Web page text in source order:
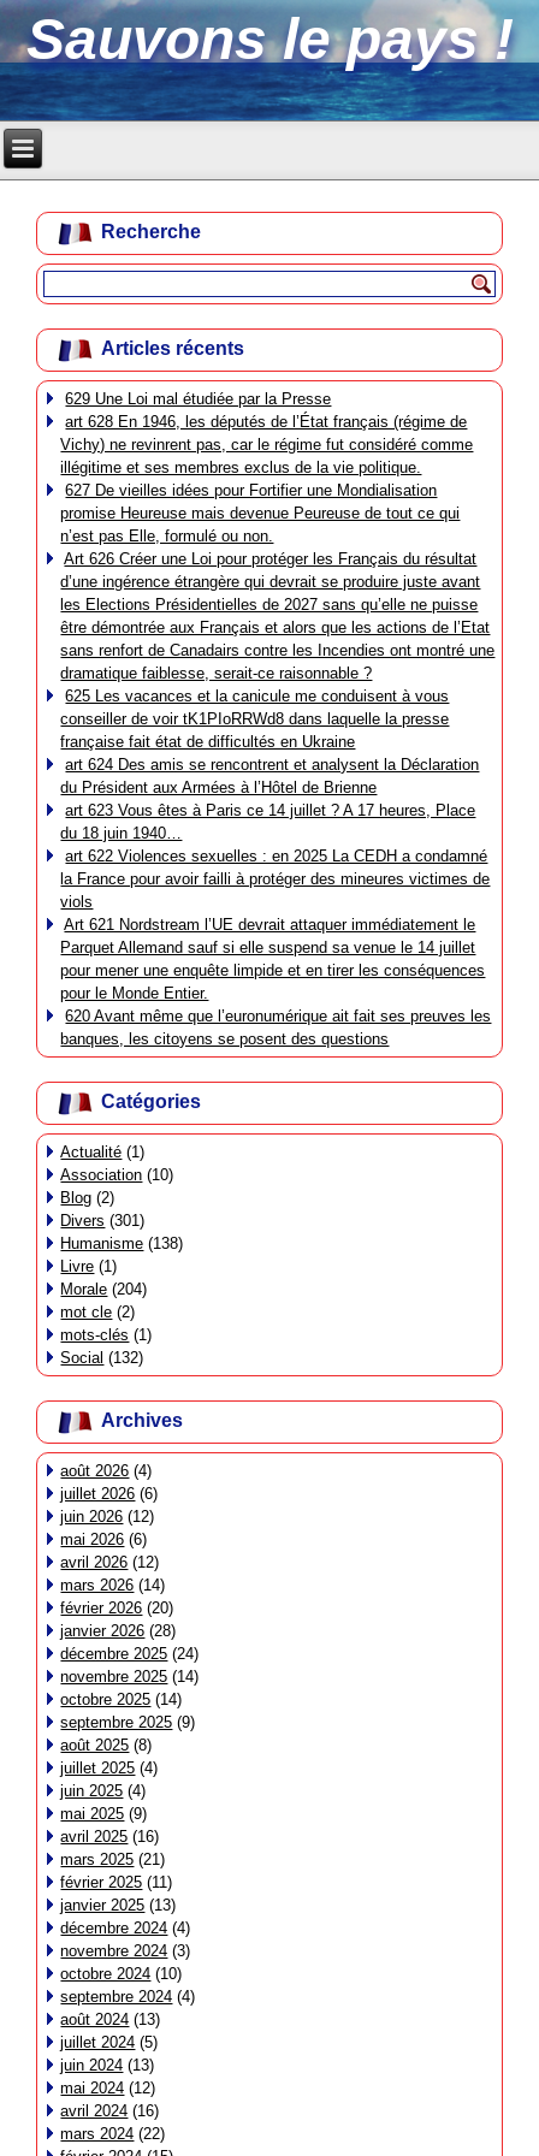
Sauvons le pays !
Recherche
Articles récents
629 Une Loi mal étudiée par la Presse
art 628 En 1946, les députés de l’État français (régime de
Vichy) ne revinrent pas, car le régime fut considéré comme
illégitime et ses membres exclus de la vie politique.
627 De vieilles idées pour Fortifier une Mondialisation
promise Heureuse mais devenue Peureuse de tout ce qui
n’est pas Elle, formulé ou non.
Art 626 Créer une Loi pour protéger les Français du résultat
d’une ingérence étrangère qui devrait se produire juste avant
les Elections Présidentielles de 2027 sans qu’elle ne puisse
être démontrée aux Français et alors que les actions de l’Etat
sans renfort de Canadairs contre les Incendies ont montré une
dramatique faiblesse, serait-ce raisonnable ?
625 Les vacances et la canicule me conduisent à vous
conseiller de voir tK1PIoRRWd8 dans laquelle la presse
française fait état de difficultés en Ukraine
art 624 Des amis se rencontrent et analysent la Déclaration
du Président aux Armées à l’Hôtel de Brienne
art 623 Vous êtes à Paris ce 14 juillet ? A 17 heures, Place
du 18 juin 1940…
art 622 Violences sexuelles : en 2025 La CEDH a condamné
la France pour avoir failli à protéger des mineures victimes de
viols
Art 621 Nordstream l’UE devrait attaquer immédiatement le
Parquet Allemand sauf si elle suspend sa venue le 14 juillet
pour mener une enquête limpide et en tirer les conséquences
pour le Monde Entier.
620 Avant même que l’euronumérique ait fait ses preuves les
banques, les citoyens se posent des questions
Catégories
Actualité (1)
Association (10)
Blog (2)
Divers (301)
Humanisme (138)
Livre (1)
Morale (204)
mot cle (2)
mots-clés (1)
Social (132)
Archives
août 2026 (4)
juillet 2026 (6)
juin 2026 (12)
mai 2026 (6)
avril 2026 (12)
mars 2026 (14)
février 2026 (20)
janvier 2026 (28)
décembre 2025 (24)
novembre 2025 (14)
octobre 2025 (14)
septembre 2025 (9)
août 2025 (8)
juillet 2025 (4)
juin 2025 (4)
mai 2025 (9)
avril 2025 (16)
mars 2025 (21)
février 2025 (11)
janvier 2025 (13)
décembre 2024 (4)
novembre 2024 (3)
octobre 2024 (10)
septembre 2024 (4)
août 2024 (13)
juillet 2024 (5)
juin 2024 (13)
mai 2024 (12)
avril 2024 (16)
mars 2024 (22)